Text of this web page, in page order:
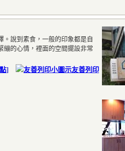
說到素食，一般的印象都是自
繃的心情，裡面的空間擺設非常
] 友善列印